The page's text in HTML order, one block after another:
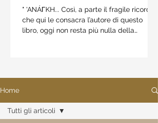
" 'ANÁΓKH... Così, a parte il fragile ricordo
che qui le consacra l’autore di questo
libro, oggi non resta più nulla della
Home
Tutti gli articoli